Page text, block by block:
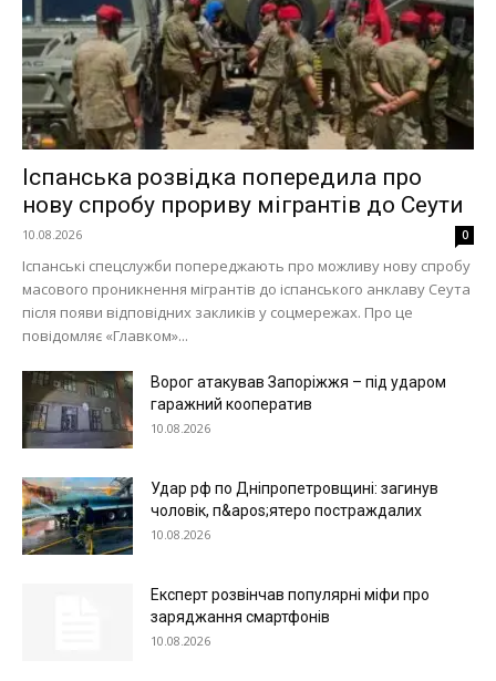
Іспанська розвідка попередила про
нову спробу прориву мігрантів до Сеути
10.08.2026 0
Іспанські спецслужби попереджають про можливу нову спробу
масового проникнення мігрантів до іспанського анклаву Сеута
після появи відповідних закликів у соцмережах. Про це
повідомляє «Главком»...
Ворог атакував Запоріжжя – під ударом
гаражний кооператив
10.08.2026
Удар рф по Дніпропетровщині: загинув
чоловік, п&apos;ятеро постраждалих
10.08.2026
Експерт розвінчав популярні міфи про
заряджання смартфонів
10.08.2026